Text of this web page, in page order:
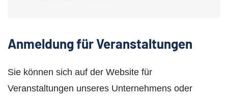
Anmeldung für Veranstaltungen
Sie können sich auf der Website für
Veranstaltungen unseres Unternehmens oder